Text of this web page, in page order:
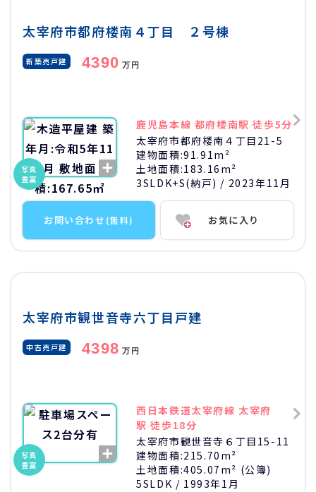
太宰府市都府楼南４丁目 ２号棟
新築売戸建 4390 万円
写真
豊富
鹿児島本線 都府楼南駅 徒歩5分
太宰府市都府楼南４丁目21-5
建物面積:91.91m²
土地面積:183.16m²
3SLDK+S(納戸) / 2023年11月
お問い合わせ (無料) お気に入り
太宰府市観世音寺六丁目戸建
中古売戸建 4398 万円
写真
豊富
西日本鉄道太宰府線 太宰府
駅 徒歩18分
太宰府市観世音寺６丁目15-11
建物面積:215.70m²
土地面積:405.07m² (公簿)
5SLDK / 1993年1月